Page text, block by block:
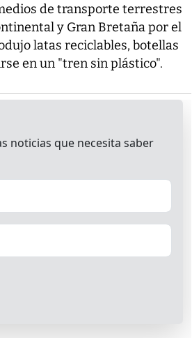
de transporte terrestres
y Gran Bretaña por el
latas reciclables, botellas
en un "tren sin plástico".